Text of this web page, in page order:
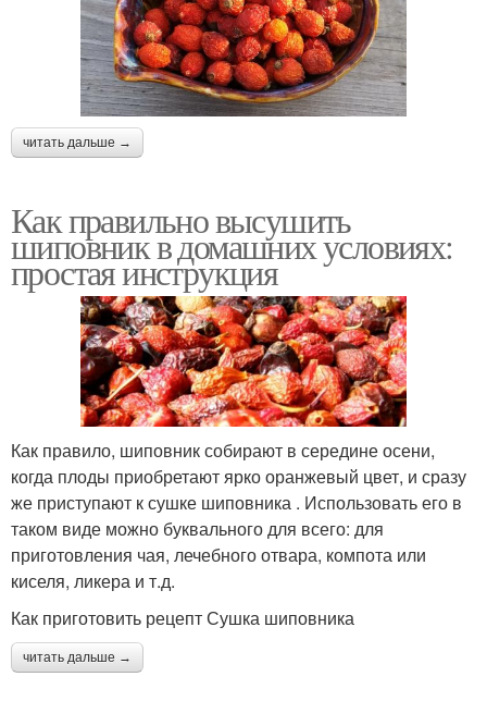
читать дальше →
Как правильно высушить
шиповник в домашних условиях:
простая инструкция
Как правило, шиповник собирают в середине осени,
когда плоды приобретают ярко оранжевый цвет, и сразу
же приступают к сушке шиповника . Использовать его в
таком виде можно буквального для всего: для
приготовления чая, лечебного отвара, компота или
киселя, ликера и т.д.
Как приготовить рецепт Сушка шиповника
читать дальше →